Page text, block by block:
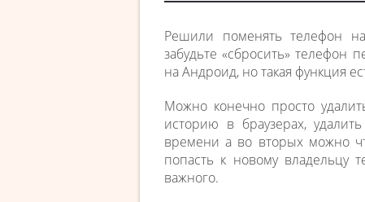
Решили поменять телефон
забудьте «сбросить» телефон
на Андроид, но такая функция
Можно конечно просто
историю в браузерах,
времени а во вторых можно
попасть к новому владельцу
важного.